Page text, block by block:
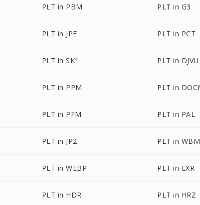
PLT in PBM PLT in G3
PLT in JPE PLT in PCT
PLT in SK1 PLT in DJVU
PLT in PPM PLT in
PLT in PFM PLT in PAL
PLT in JP2 PLT in
PLT in WEBP PLT in EXR
PLT in HDR PLT in HRZ